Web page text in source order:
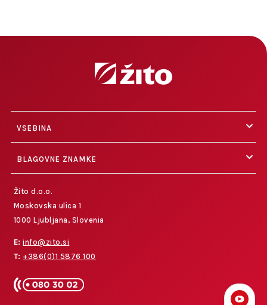
VSEBINA
BLAGOVNE ZNAMKE
Žito d.o.o.
Moskovska ulica 1
1000 Ljubljana, Slovenia
E: info@zito.si
T: +386(0)1 5876 100